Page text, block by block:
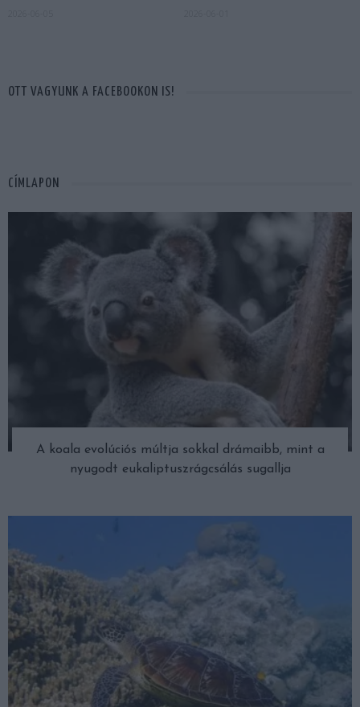
OTT VAGYUNK A FACEBOOKON IS!
CÍMLAPON
A koala evolúciós múltja sokkal drámaibb, mint a
nyugodt eukaliptuszrágcsálás sugallja